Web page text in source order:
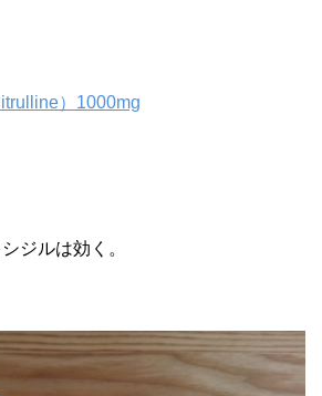
）1000mg
ジルは効く。